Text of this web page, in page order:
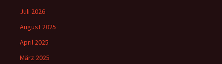
Juli 2026
August 2025
April 2025
März 2025